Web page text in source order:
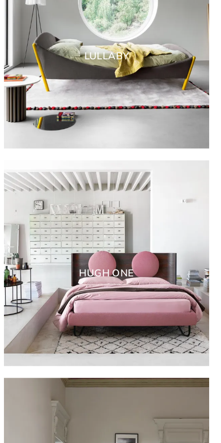
LULLABY
HUGH ONE